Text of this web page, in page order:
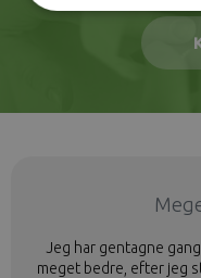
Jeg har gentagne
meget bedre, efter jeg